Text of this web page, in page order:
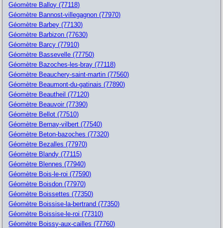
Géomètre Balloy (77118)
Géomètre Bannost-villegagnon (77970)
Géomètre Barbey (77130)
Géomètre Barbizon (77630)
Géomètre Barcy (77910)
Géomètre Bassevelle (77750)
Géomètre Bazoches-les-bray (77118)
Géomètre Beauchery-saint-martin (77560)
Géomètre Beaumont-du-gatinais (77890)
Géomètre Beautheil (77120)
Géomètre Beauvoir (77390)
Géomètre Bellot (77510)
Géomètre Bernay-vilbert (77540)
Géomètre Beton-bazoches (77320)
Géomètre Bezalles (77970)
Géomètre Blandy (77115)
Géomètre Blennes (77940)
Géomètre Bois-le-roi (77590)
Géomètre Boisdon (77970)
Géomètre Boissettes (77350)
Géomètre Boissise-la-bertrand (77350)
Géomètre Boissise-le-roi (77310)
Géomètre Boissy-aux-cailles (77760)